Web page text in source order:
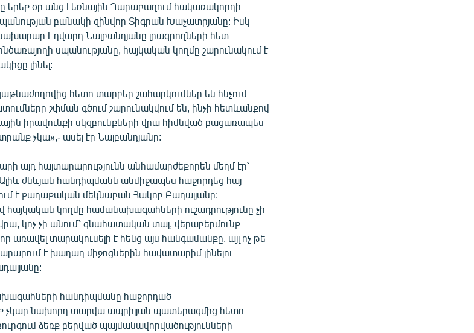
երեք օր անց Լեռնային Ղարաբաղում հակառակորդի
բանակի զինվոր Տիգրան Խաչատրյանը: Իսկ
Էդվարդ Նալբանդյանը լրագրողների հետ
սպանությանը, հայկական կողմը շարունակում է
լինել:
հետո տարբեր շահարկումներ են հնչում
շփման գծում շարունակվում են, ինչի հետևանքով
իրավունքի սկզբունքների վրա հիմնված բացառապես
չկա»,- ասել էր Նալբանդյանը:
այդ հայտարարությունն անհամարժեքորեն մեղմ էր՝
ժնևյան հանդիպմանն անմիջապես հաջորդեց հայ
է քաղաքական մեկնաբան Հակոբ Բադալյանը:
հայկական կողմը համանախագահների ուշադրությունը չի
կոչ չի անում՝ գնահատական տալ, վերաբերմունք
առավել տարակուսելի է հենց այս հանգամանքը, այլ ոչ թե
է խաղաղ միջոցներին հավատարիմ լինելու
հանդիպմանը հաջորդած
չկար նախորդ տարվա ապրիլյան պատերազմից հետո
ձեռք բերված պայմանավորվածությունների